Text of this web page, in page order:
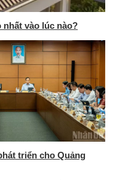
vào lúc nào?
triển cho Quảng